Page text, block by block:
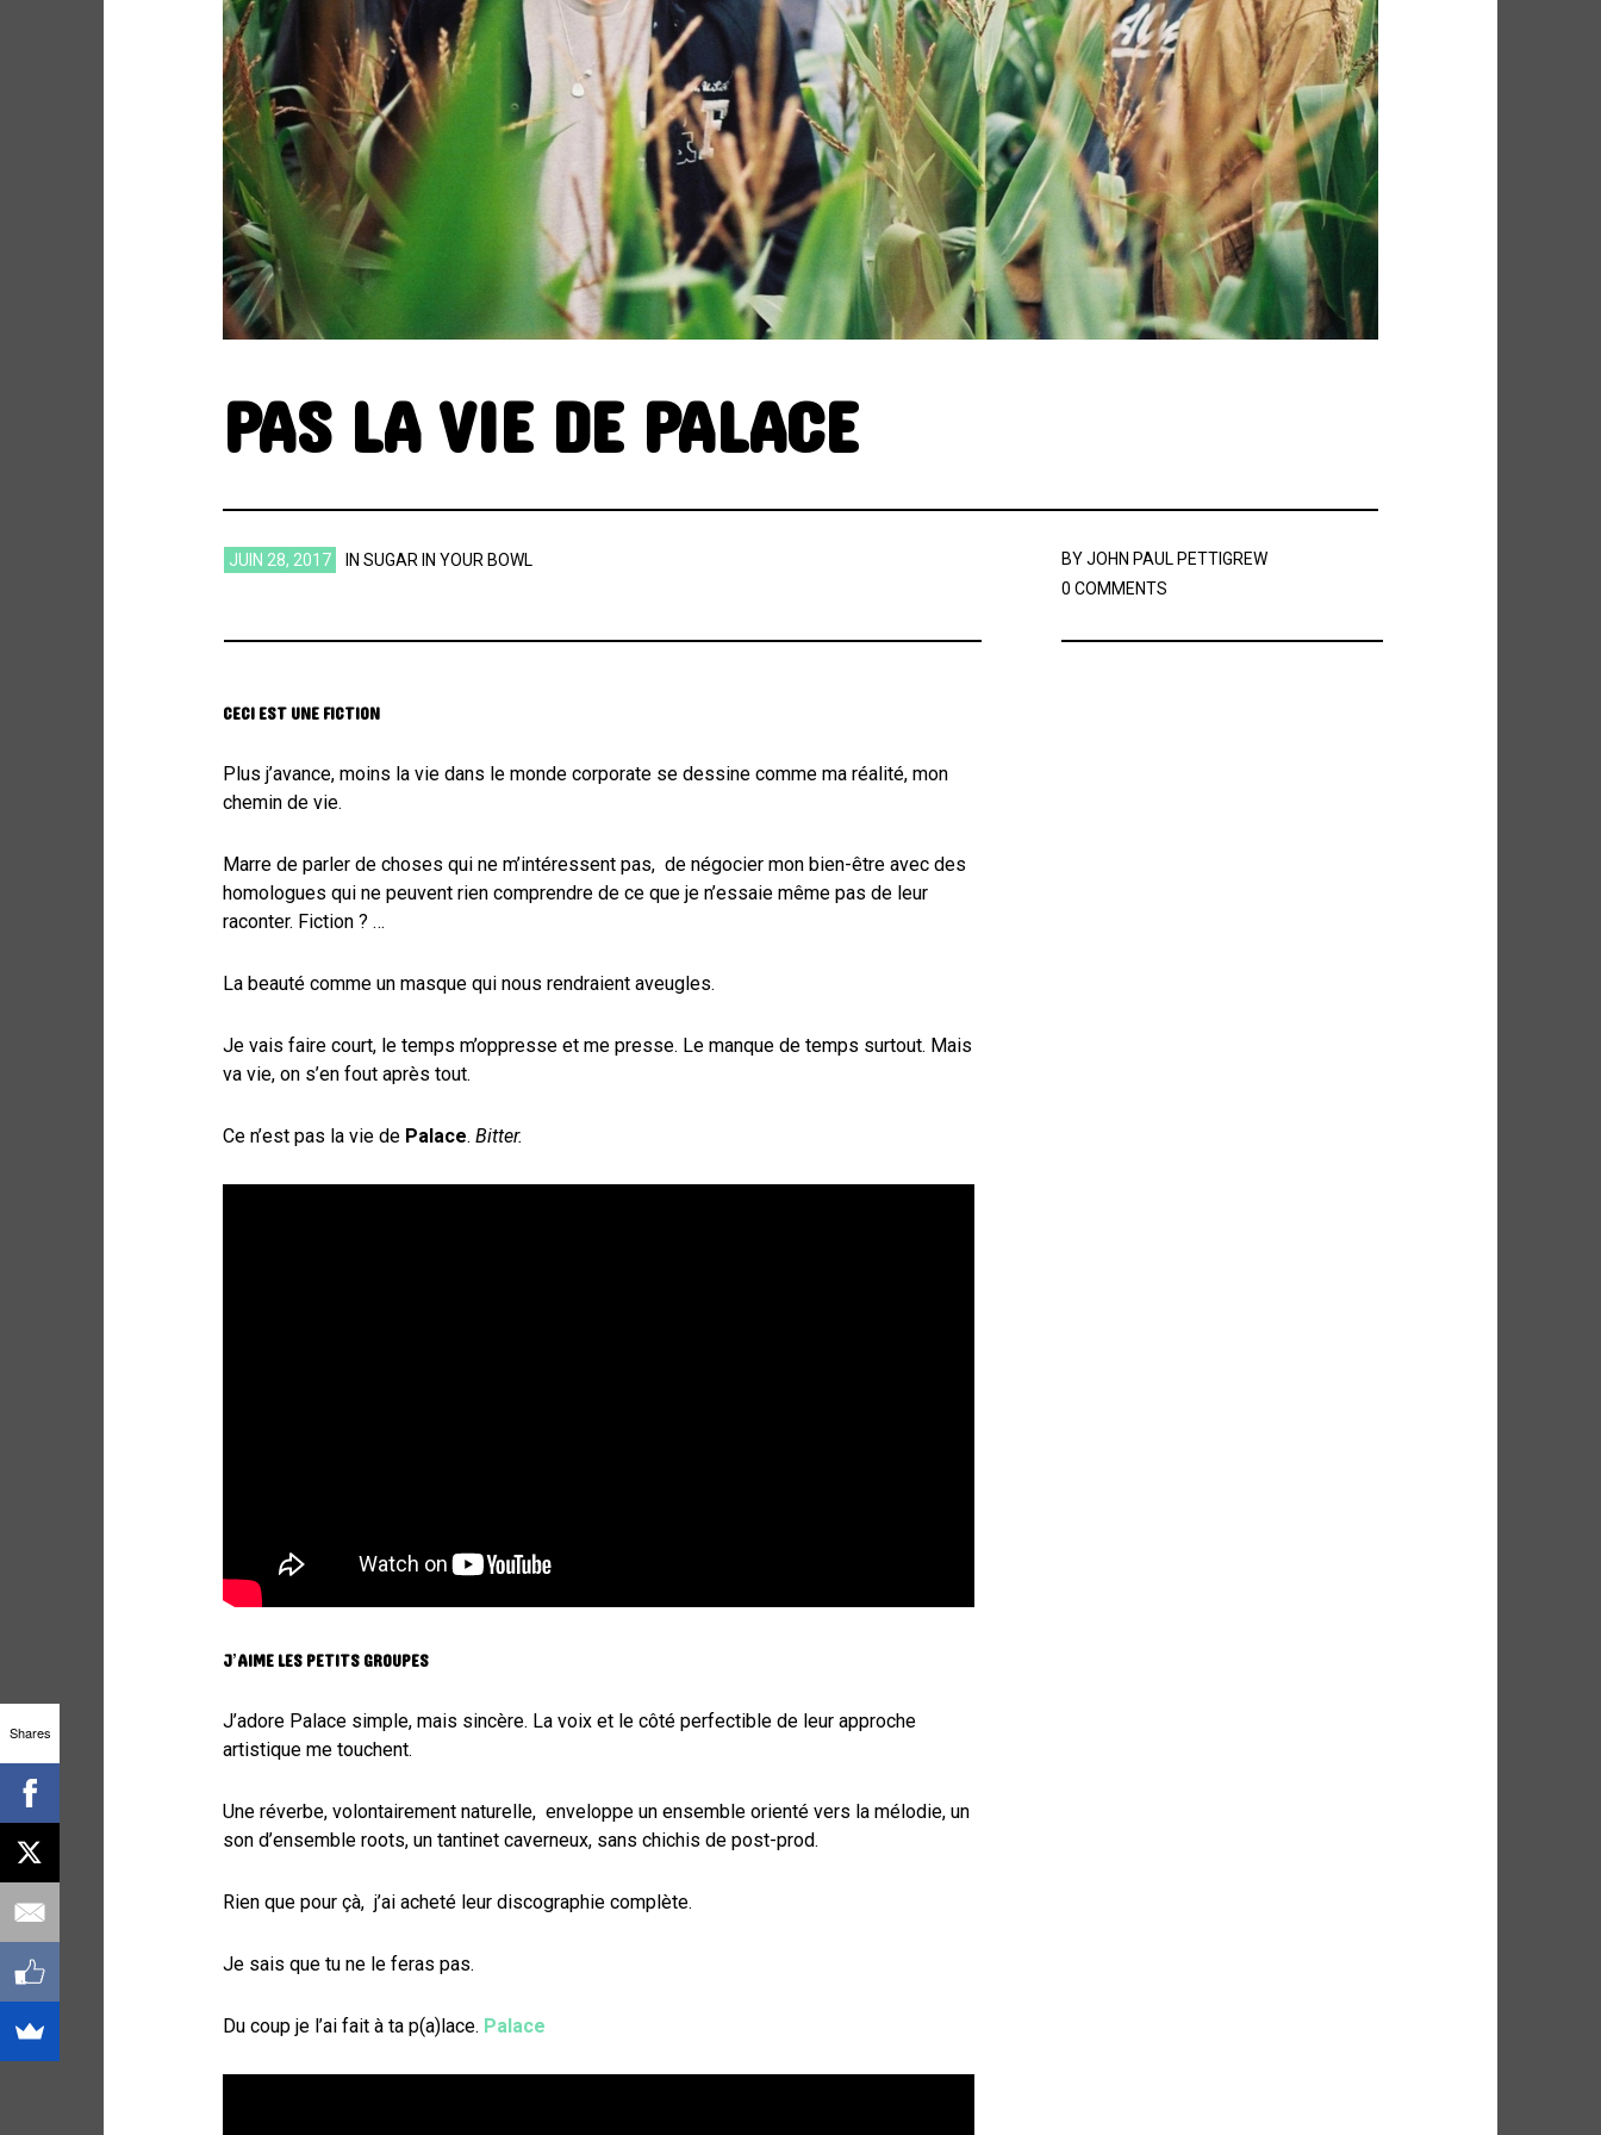
Site de WordPress-FR
ELECTRONICA
FOLK FUNK FUNK SOUL
GOSPEL
GRAND NORD
HIFI HIP HOP HIP POP
INDIE
INSTRUMENTAL
JAZZ L'HEURE DU BILAN
METAL
MINIMALISME
NEW-WAVE NU SOUL PEOPLE
PLAYLIST
POP
POP ROCK PUB ROCK RAP RATTRAPAGE
ROCK
ROCK CALIFORNIEN
RYTHMN AND BLUES SERIES
SOCIÉTÉ
SONG OF THE WEEK
SOUL SOUNDTRACK OF MY LIFE
ARCHIVES
PAS LA VIE DE PALACE
JUIN 28, 2017 IN SUGAR IN YOUR BOWL BYJOHN PAUL PETTIGREW
0 COMMENTS
CECI EST UNE FICTION
Plus j’avance, moins la vie dans le monde corporate se dessine comme ma réalité, mon
chemin de vie.
Marre de parler de choses qui ne m’intéressent pas, de négocier mon bien-être avec des
homologues qui ne peuvent rien comprendre de ce que je n’essaie même pas de leur
raconter. Fiction ? …
La beauté comme un masque qui nous rendraient aveugles.
Je vais faire court, le temps m’oppresse et me presse. Le manque de temps surtout. Mais
va vie, on s’en fout après tout.
Ce n’est pas la vie de Palace. Bitter.
J’AIME LES PETITS GROUPES
J’adore Palace simple, mais sincère. La voix et le côté perfectible de leur approche
artistique me touchent.
Une réverbe, volontairement naturelle, enveloppe un ensemble orienté vers la mélodie, un
son d’ensemble roots, un tantinet caverneux, sans chichis de post-prod.
Rien que pour çà, j’ai acheté leur discographie complète.
Je sais que tu ne le feras pas.
Du coup je l’ai fait à ta p(a)lace. Palace
Shares